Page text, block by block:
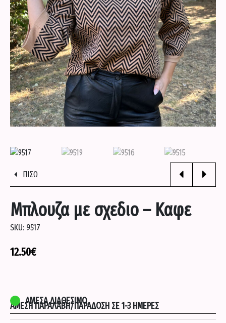
ΠΟΥΚΑΜΙΣΑ
ΣΕΤΑΚΙΑ
ΣΟΡΤΣΑΚΙΑ
ΦΟΡΕΜΑΤΑ
ΦΟΡΜΕΣ
ΠΙΣΩ
Μπλουζα με σχεδιο – Καφε
SKU: 9517
12.50€
ΆΜΕΣΗ ΠΑΡΑΛΑΒΉ/ΠΑΡΆΔΟΣΗ ΣΕ 1-3 ΗΜΈΡΕΣ
ΆΜΕΣΑ ΔΙΑΘΈΣΙΜΟ